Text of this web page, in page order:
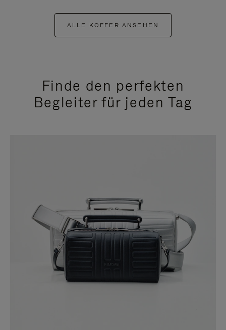
ALLE KOFFER ANSEHEN
Finde den perfekten
Begleiter für jeden Tag